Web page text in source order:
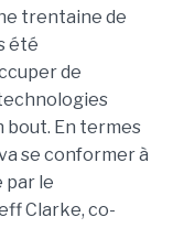
trentaine de
été
de
bout. En termes
se conformer à
par le
Clarke, co-